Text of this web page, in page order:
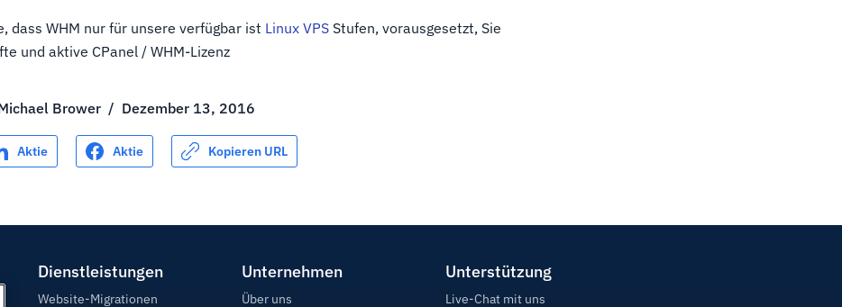
dass WHM nur für unsere verfügbar ist Linux VPS Stufen, vorausgesetzt, Sie
und aktive CPanel / WHM-Lizenz
Brower / Dezember 13, 2016
Aktie Aktie Kopieren URL
Dienstleistungen
Website-Migrationen
Unternehmen
Über uns
Unterstützung
Live-Chat mit uns